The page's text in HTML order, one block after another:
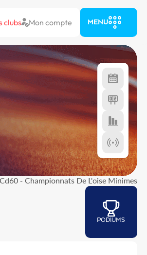
clubs Mon compte MENU
Cd60 - Championnats De L'oise Minimes
PODIUMS